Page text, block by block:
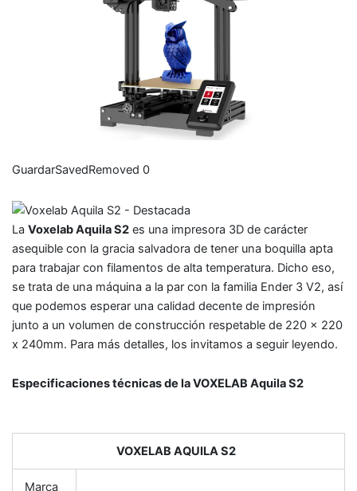
GuardarSavedRemoved 0
La Voxelab Aquila S2 es una impresora 3D de carácter
asequible con la gracia salvadora de tener una boquilla apta
para trabajar con filamentos de alta temperatura. Dicho eso,
se trata de una máquina a la par con la familia Ender 3 V2, así
que podemos esperar una calidad decente de impresión
junto a un volumen de construcción respetable de 220 x 220
x 240mm. Para más detalles, los invitamos a seguir leyendo.
Especificaciones técnicas de la VOXELAB Aquila S2
VOXELAB AQUILA S2
Marca